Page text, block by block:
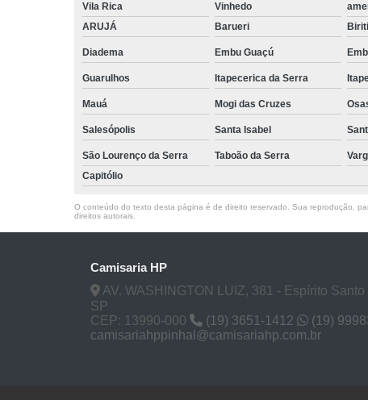
Vila Rica Vinhedo
ARUJÁ
Barueri
Diadema Embu Guaçú
Guarulhos Itapecerica da Serra
Mauá Mogi das Cruzes
Salesópolis Santa Isabel
São Lourenço da Serra Taboão da Serra
Capitólio
O conteúdo do texto desta página é de direito reservado. Sua reprodução,
direitos autorais
Camisaria HP
AV. WASHINGTON LUIZ, 381 - Espírito
SP
CEP: 13990-000
(19) 3651-1412
(19)
camisariahppinhal@camisariahp.com.br